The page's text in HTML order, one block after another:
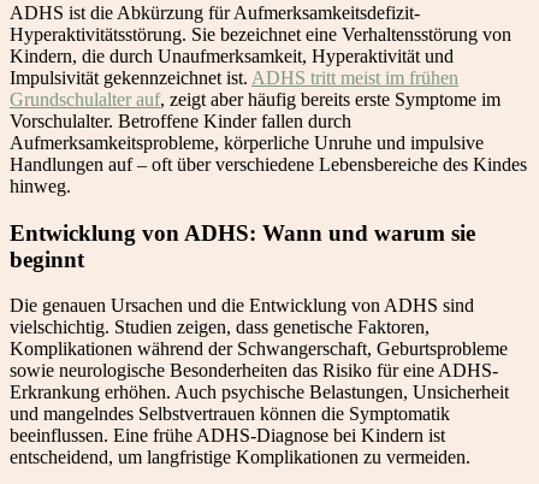
ADHS ist die Abkürzung für Aufmerksamkeitsdefizit-
Hyperaktivitätsstörung. Sie bezeichnet eine Verhaltensstörung von
Kindern, die durch Unaufmerksamkeit, Hyperaktivität und
Impulsivität gekennzeichnet ist. ADHS tritt meist im frühen
Grundschulalter auf, zeigt aber häufig bereits erste Symptome im
Vorschulalter. Betroffene Kinder fallen durch
Aufmerksamkeitsprobleme, körperliche Unruhe und impulsive
Handlungen auf – oft über verschiedene Lebensbereiche des Kindes
hinweg.
Entwicklung von ADHS: Wann und warum sie
beginnt
Die genauen Ursachen und die Entwicklung von ADHS sind
vielschichtig. Studien zeigen, dass genetische Faktoren,
Komplikationen während der Schwangerschaft, Geburtsprobleme
sowie neurologische Besonderheiten das Risiko für eine ADHS-
Erkrankung erhöhen. Auch psychische Belastungen, Unsicherheit
und mangelndes Selbstvertrauen können die Symptomatik
beeinflussen. Eine frühe ADHS-Diagnose bei Kindern ist
entscheidend, um langfristige Komplikationen zu vermeiden.